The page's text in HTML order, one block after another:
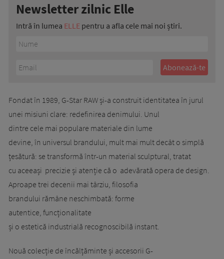
Newsletter zilnic Elle
Intră în lumea ELLE pentru a afla cele mai noi știri.
Fondat în 1989, G-Star RAW și-a construit identitatea în jurul
unei misiuni clare: redefinirea denimului. Unul
dintre cele mai populare materiale din lume
devine, în universul brandului, mult mai mult decât o simplă
țesătură: se transformă într-un material sculptural, tratat
cu aceeași precizie și atenție că o adevărată opera de design.
Aproape trei decenii mai târziu, filosofia
brandului rămâne neschimbată: forme
autentice, funcționalitate
și o estetică industrială recognoscibilă instant.
Nouă colecție de încălțăminte și accesorii G-